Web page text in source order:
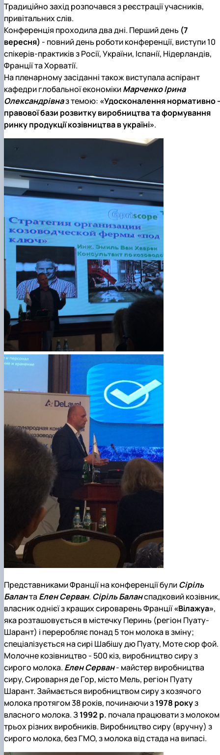
Традиційно захід розпочався з реєстрації учасників,
привітальних слів.
Конференція проходила два дні. Перший день (7
вересня) - повний день роботи конференції, виступи 10
спікерів-практиків з Росії, України, Іспанії, Нідерландів,
Франції та Хорватії.
На пленарному засіданні також виступала аспірант
кафедри глобальної економікиМарченко Ірина
Олександрівназ темою: «Удосконалення нормативно
правової бази розвитку виробництва та формування
ринку продукції козівництва в україні».
Представниками Франції на конференції булиСіріль
Баланта Елен Серван. Сіріль Баланспадковий козівник,
власник однієї з кращих сироварень Франції«Вілажуа»,
яка розташовується в містечку Перинь (регіон Пуату-
Шарант) і переробляє понад 5 тон молока в зміну;
спеціалізується на сирі Шабішу дю Пуату, Моте сюр фой.
Молочне козівництво - 500 кіз, виробництво сиру з
сирого молока. Елен Серван- майстер виробництва
сиру, Сироварня де Гор, місто Мель, регіон Пуату
Шарант. Займається виробництвом сиру з козячого
молока протягом 38 років, починаючи з1978 рокуз
власного молока. З1992 р. почала працювати з молоком
трьох різних виробників. Виробництво сиру (вручну) з
сирого молока, без ГМО, з молока від стада на випасі.